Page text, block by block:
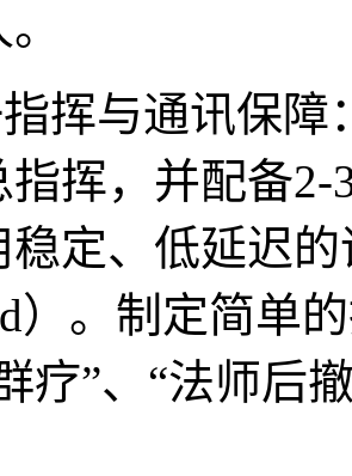
挥与通讯保
指挥，并配备
稳定、低延迟
）。制定简单
疗”、“法师后